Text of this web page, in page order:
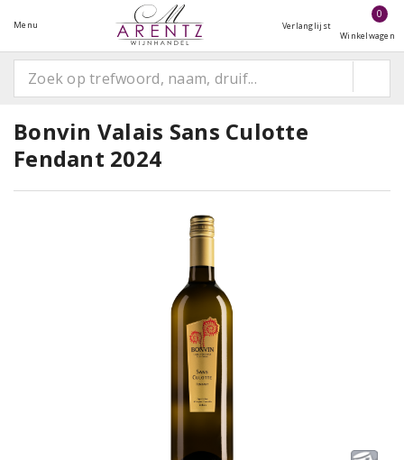
Menu Verlanglijst
0
Winkelwagen
Bonvin Valais Sans Culotte
Fendant 2024